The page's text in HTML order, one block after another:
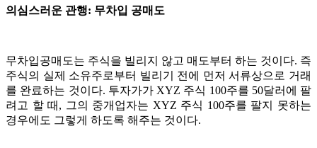
의심스러운 관행: 무차입 공매도
무차입공매도는 주식을 빌리지 않고 매도부터 하는 것이다. 즉
주식의 실제 소유주로부터 빌리기 전에 먼저 서류상으로 거래
를 완료하는 것이다. 투자가가 XYZ 주식 100주를 50달러에 팔
려고 할 때, 그의 중개업자는 XYZ 주식 100주를 팔지 못하는
경우에도 그렇게 하도록 해주는 것이다.